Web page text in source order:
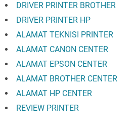
DRIVER PRINTER BROTHER
DRIVER PRINTER HP
ALAMAT TEKNISI PRINTER
ALAMAT CANON CENTER
ALAMAT EPSON CENTER
ALAMAT BROTHER CENTER
ALAMAT HP CENTER
REVIEW PRINTER